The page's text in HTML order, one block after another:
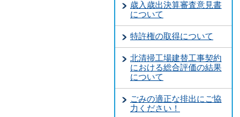
歳入歳出決算審査意見書
について
特許権の取得について
北清掃工場建替工事契約
における総合評価の結果
について
ごみの適正な排出にご協
力ください！